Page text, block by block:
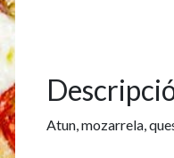
Atun, mozarrela,